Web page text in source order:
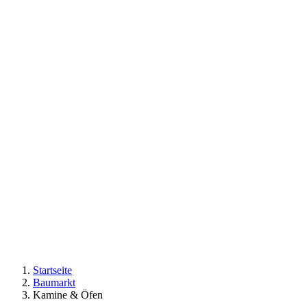
Startseite
Baumarkt
Kamine & Öfen